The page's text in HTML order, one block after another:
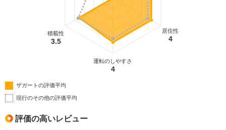
居住性
4
運転のしやすさ
4
積載性
3.5
ザガートの評価平均
現行のその他の評価平均
評価の高いレビュー